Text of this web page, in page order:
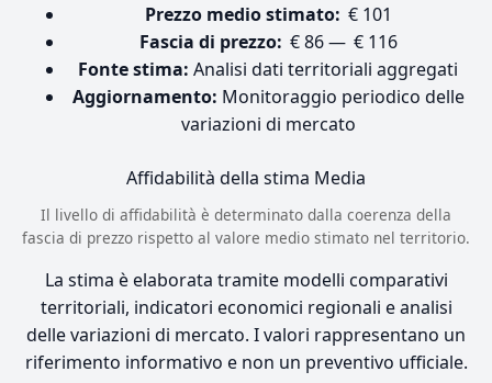
Prezzo medio stimato: € 101
Fascia di prezzo: € 86 — € 116
Fonte stima: Analisi dati territoriali aggregati
Aggiornamento: Monitoraggio periodico delle
variazioni di mercato
Affidabilità della stima Media
Il livello di affidabilità è determinato dalla coerenza della
fascia di prezzo rispetto al valore medio stimato nel territorio.
La stima è elaborata tramite modelli comparativi
territoriali, indicatori economici regionali e analisi
delle variazioni di mercato. I valori rappresentano un
riferimento informativo e non un preventivo ufficiale.